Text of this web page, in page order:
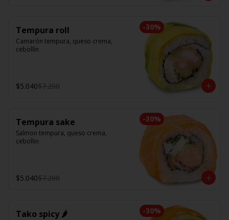
-30%
Tempura roll
Camarón tempura, queso crema,
cebollín
$5.040$7.200
-30%
Tempura sake
Salmon tempura, queso crema,
cebollin
$5.040$7.200
-30%
Tako spicy 🌶️